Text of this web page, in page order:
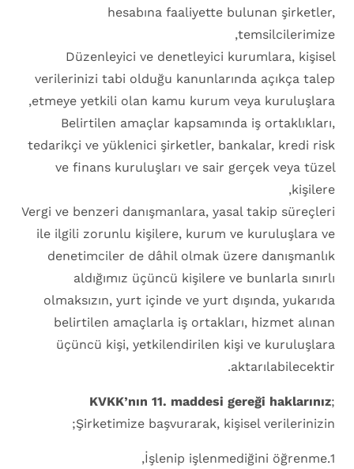
hesabına faaliyette bulunan şirketler,
temsilcilerimize,
Düzenleyici ve denetleyici kurumlara, kişisel
verilerinizi tabi olduğu kanunlarında açıkça talep
etmeye yetkili olan kamu kurum veya kuruluşlara,
Belirtilen amaçlar kapsamında iş ortaklıkları,
tedarikçi ve yüklenici şirketler, bankalar, kredi risk
ve finans kuruluşları ve sair gerçek veya tüzel
kişilere,
Vergi ve benzeri danışmanlara, yasal takip süreçleri
ile ilgili zorunlu kişilere, kurum ve kuruluşlara ve
denetimciler de dâhil olmak üzere danışmanlık
aldığımız üçüncü kişilere ve bunlarla sınırlı
olmaksızın, yurt içinde ve yurt dışında, yukarıda
belirtilen amaçlarla iş ortakları, hizmet alınan
üçüncü kişi, yetkilendirilen kişi ve kuruluşlara
aktarılabilecektir.
KVKK’nın 11. maddesi gereği haklarınız;
Şirketimize başvurarak, kişisel verilerinizin;
1.İşlenip işlenmediğini öğrenme,